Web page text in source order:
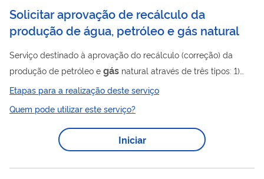
Solicitar aprovação de recálculo da
produção de água, petróleo e gás natural
Serviço destinado à aprovação do recálculo (correção) da
produção de petróleo e gás natural através de três tipos: 1)
Recálculo simples 2) Recálculo oriundo de falha de medição
previsível ou 3) Recálculo de rateio ou volume de água. Para
utilizar esse serviço você deve ter um cadastro como usuário
externo do SEI-ANP. Para mais informações acesse o serviço "
Solicitar cadastro como usuário externo no SEI-ANP ".
Etapas para a realização deste serviço
Quem pode utilizar este serviço?
Iniciar